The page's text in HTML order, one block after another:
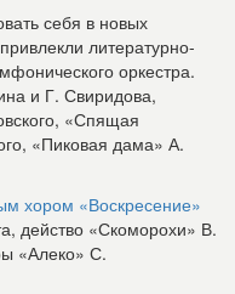
себя в новых
литературно-
оркестра.
и Г. Свиридова,
«Спящая
«Пиковая дама» А.
хором «Воскресение»
действо «Скоморохи» В.
«Алеко» С.